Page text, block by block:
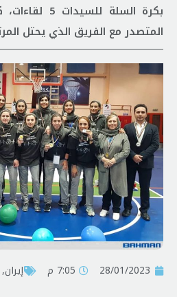
بكرة السلة
المتصدر مع الفريق الذي يحتل
28/01/2023 7:05 م إيران,